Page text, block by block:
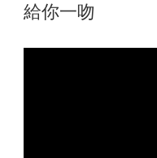
給你一吻